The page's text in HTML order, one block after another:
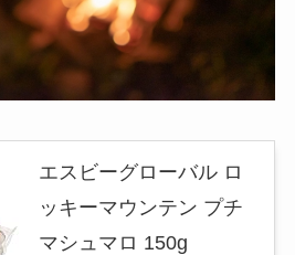
エスビーグローバル ロ
ッキーマウンテン プチ
マシュマロ 150g